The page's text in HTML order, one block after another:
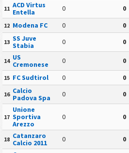
11 ACD Virtus
Entella
0 0
12 Modena FC 0 0
13 SS Juve
Stabia
0 0
14 US
Cremonese
0 0
15 FC Sudtirol 0 0
16 Calcio
Padova Spa
0 0
17
Unione
Sportiva
Arezzo
0 0
18 Catanzaro
Calcio 2011
0 0